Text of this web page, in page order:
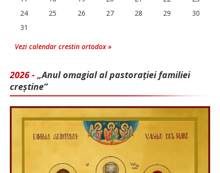
24
25 26 27 28 29
30
31
Vezi calendar crestin ortodox »
2026 - „Anul omagial al pastorației familiei
creștine”